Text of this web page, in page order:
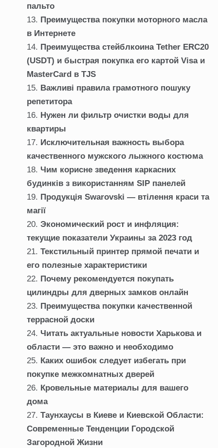
пальто
Преимущества покупки моторного масла
в Интернете
Преимущества стейблкоина Tether ERC20
(USDT) и быстрая покупка его картой Visa и
MasterCard в TJS
Важливі правила грамотного пошуку
репетитора
Нужен ли фильтр очистки воды для
квартиры
Исключительная важность выбора
качественного мужского лыжного костюма
Чим корисне зведення каркасних
будинків з використанням SIP панелей
Продукція Swarovski — втілення краси та
магії
Экономический рост и инфляция:
текущие показатели Украины за 2023 год
Текстильный принтер прямой печати и
его полезные характеристики
Почему рекомендуется покупать
цилиндры для дверных замков онлайн
Преимущества покупки качественной
террасной доски
Читать актуальные новости Харькова и
области — это важно и необходимо
Каких ошибок следует избегать при
покупке межкомнатных дверей
Кровельные материалы для вашего
дома
Таунхаусы в Киеве и Киевской Области:
Современные Тенденции Городской
Загородной Жизни